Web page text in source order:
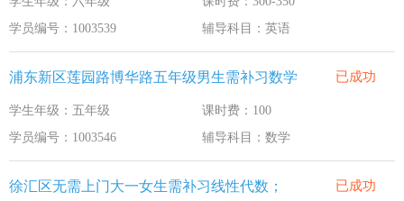
学员编号：1003539
辅导科目：英语
浦东新区莲园路博华路五年级男生需补习数学 已成功
学生年级：五年级
课时费：100
学员编号：1003546
辅导科目：数学
徐汇区无需上门大一女生需补习线性代数； 已成功